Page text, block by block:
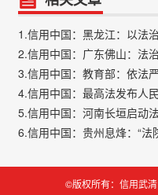
©版权所有：信用武清